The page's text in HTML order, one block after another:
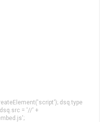
dsq.type
= '//' +